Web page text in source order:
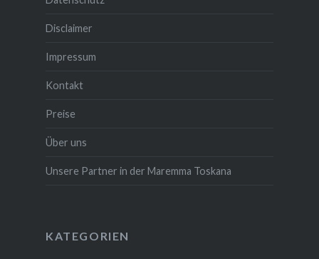
Disclaimer
Impressum
Kontakt
Preise
Über uns
Unsere Partner in der Maremma Toskana
KATEGORIEN